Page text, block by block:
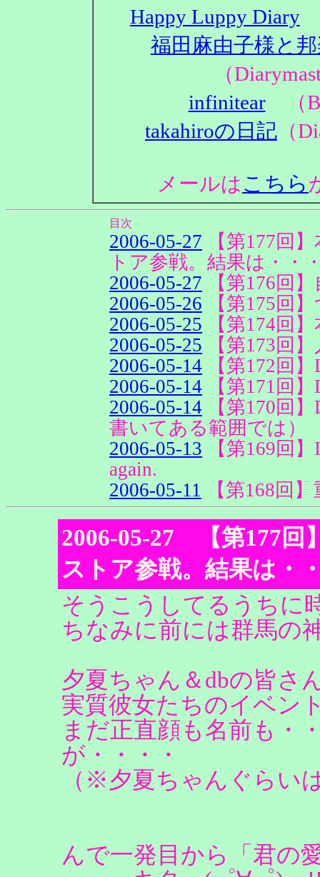
Happy Luppy Diary
福田麻由子様と
（
infinitear（
takahiroの日記 （
メールはこちら
目次
2006-05-27 【第177回
トア参戦。結果は・・
2006-05-27 【第176回
2006-05-26 【第175回
2006-05-25 【第174回
2006-05-25 【第173回
2006-05-14 【第172回
2006-05-14 【第171回
2006-05-14 【第170回
書いてある範囲では）
2006-05-13 【第169回
again.
2006-05-11
【第168回
2006-05-27 【第177回
ストア参戦。結果は・
そうこうしてるうちに
ちなみに前には群馬の
夕夏ちゃん＆dbの皆さ
実質彼女たちのイベン
まだ正直顔も名前も・
が・・・・
（※夕夏ちゃんぐらい
んで一発目から「君の